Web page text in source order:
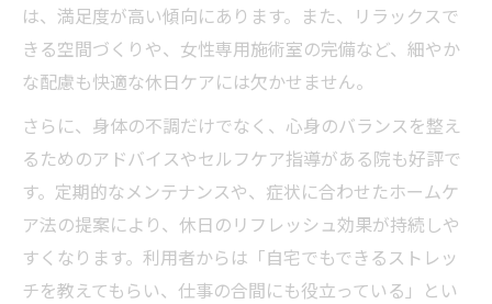
は、満足度が高い傾向にあります。また、リラックスで
きる空間づくりや、女性専用施術室の完備など、細やか
な配慮も快適な休日ケアには欠かせません。
さらに、身体の不調だけでなく、心身のバランスを整え
るためのアドバイスやセルフケア指導がある院も好評で
す。定期的なメンテナンスや、症状に合わせたホームケ
ア法の提案により、休日のリフレッシュ効果が持続しや
すくなります。利用者からは「自宅でもできるストレッ
チを教えてもらい、仕事の合間にも役立っている」とい